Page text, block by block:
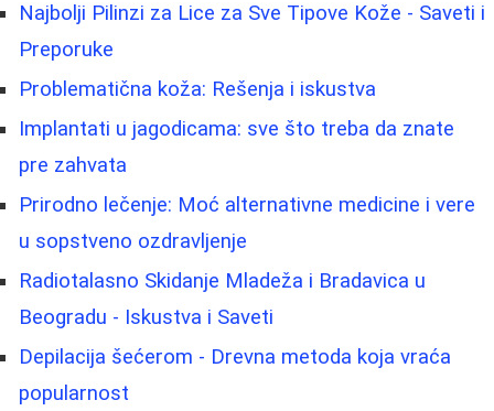
Najbolji Pilinzi za Lice za Sve Tipove Kože - Saveti i
Preporuke
Problematična koža: Rešenja i iskustva
Implantati u jagodicama: sve što treba da znate
pre zahvata
Prirodno lečenje: Moć alternativne medicine i vere
u sopstveno ozdravljenje
Radiotalasno Skidanje Mladeža i Bradavica u
Beogradu - Iskustva i Saveti
Depilacija šećerom - Drevna metoda koja vraća
popularnost